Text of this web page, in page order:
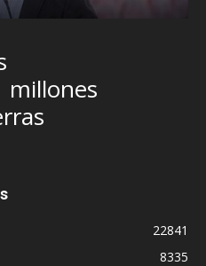
millones
22841
8335